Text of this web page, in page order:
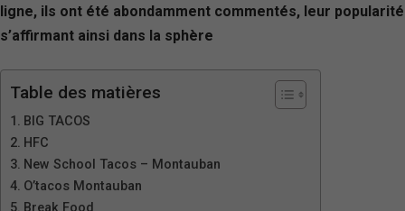
ligne, ils ont été abondamment commentés, leur popularité
s’affirmant ainsi dans la sphère
Table des matières
BIG TACOS
HFC
New School Tacos – Montauban
O’tacos Montauban